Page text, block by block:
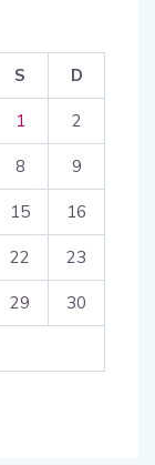
S D
1 2
8 9
15 16
22 23
29 30